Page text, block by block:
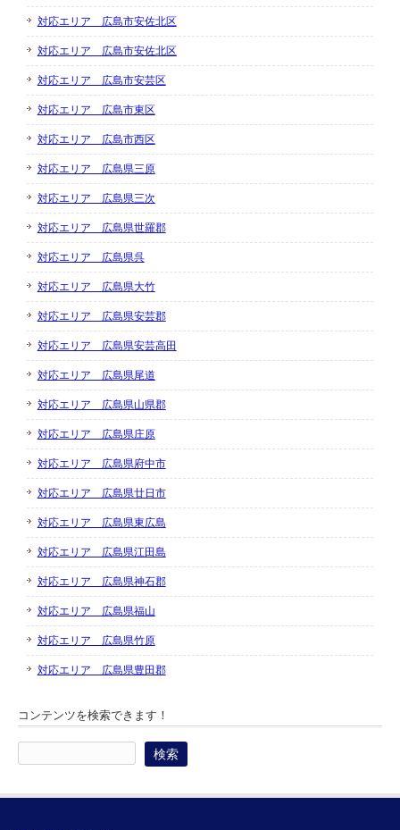
対応エリア 広島市安佐北区
対応エリア 広島市安佐北区
対応エリア 広島市安芸区
対応エリア 広島市東区
対応エリア 広島市西区
対応エリア 広島県三原
対応エリア 広島県三次
対応エリア 広島県世羅郡
対応エリア 広島県呉
対応エリア 広島県大竹
対応エリア 広島県安芸郡
対応エリア 広島県安芸高田
対応エリア 広島県尾道
対応エリア 広島県山県郡
対応エリア 広島県庄原
対応エリア 広島県府中市
対応エリア 広島県廿日市
対応エリア 広島県東広島
対応エリア 広島県江田島
対応エリア 広島県神石郡
対応エリア 広島県福山
対応エリア 広島県竹原
対応エリア 広島県豊田郡
コンテンツを検索できます！
索: